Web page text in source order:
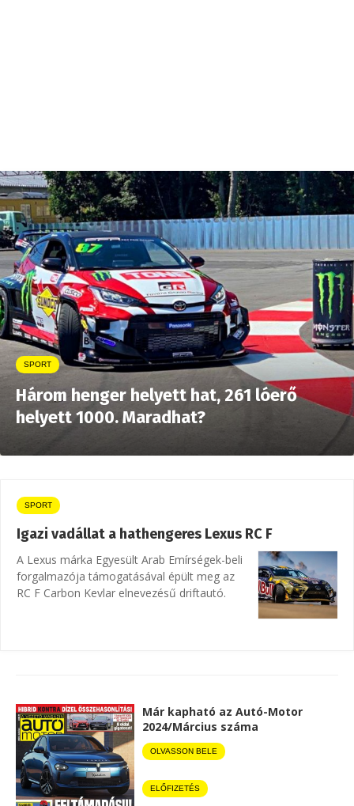
SPORT
Három henger helyett hat, 261 lóerő
helyett 1000. Maradhat?
SPORT
Igazi vadállat a hathengeres Lexus RC F
A Lexus márka Egyesült Arab Emírségek-beli
forgalmazója támogatásával épült meg az
RC F Carbon Kevlar elnevezésű driftautó.
Már kapható az Autó-Motor
2024/Március száma
OLVASSON BELE
ELŐFIZETÉS